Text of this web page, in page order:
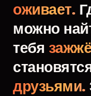
оживает.
можно
тебя
друзьями.